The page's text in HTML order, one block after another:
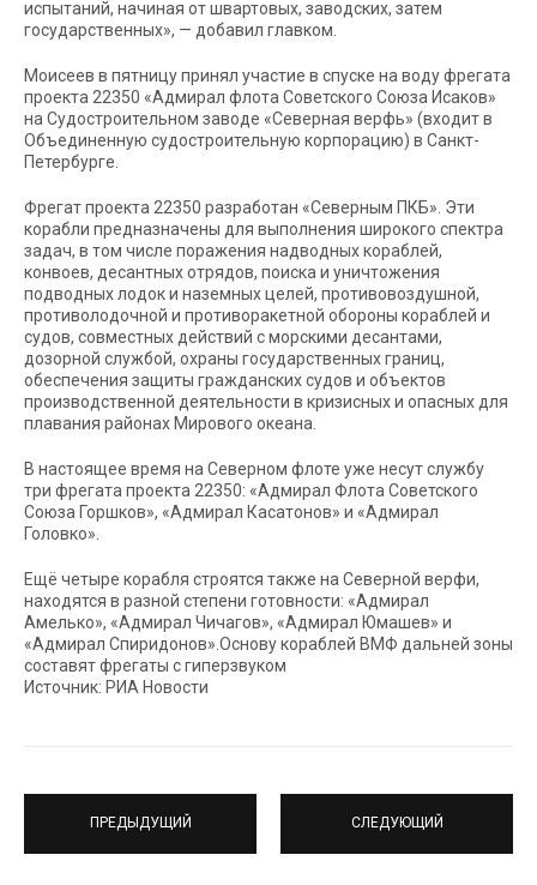
испытаний, начиная от швартовых, заводских, затем
государственных», — добавил главком.
Моисеев в пятницу принял участие в спуске на воду фрегата
проекта 22350 «Адмирал флота Советского Союза Исаков»
на Судостроительном заводе «Северная верфь» (входит в
Объединенную судостроительную корпорацию) в Санкт-
Петербурге.
Фрегат проекта 22350 разработан «Северным ПКБ». Эти
корабли предназначены для выполнения широкого спектра
задач, в том числе поражения надводных кораблей,
конвоев, десантных отрядов, поиска и уничтожения
подводных лодок и наземных целей, противовоздушной,
противолодочной и противоракетной обороны кораблей и
судов, совместных действий с морскими десантами,
дозорной службой, охраны государственных границ,
обеспечения защиты гражданских судов и объектов
производственной деятельности в кризисных и опасных для
плавания районах Мирового океана.
В настоящее время на Северном флоте уже несут службу
три фрегата проекта 22350: «Адмирал Флота Советского
Союза Горшков», «Адмирал Касатонов» и «Адмирал
Головко».
Ещё четыре корабля строятся также на Северной верфи,
находятся в разной степени готовности: «Адмирал
Амелько», «Адмирал Чичагов», «Адмирал Юмашев» и
«Адмирал Спиридонов».Основу кораблей ВМФ дальней зоны
составят фрегаты с гиперзвуком
Источник: РИА Новости
ПРЕДЫДУЩИЙ СЛЕДУЮЩИЙ